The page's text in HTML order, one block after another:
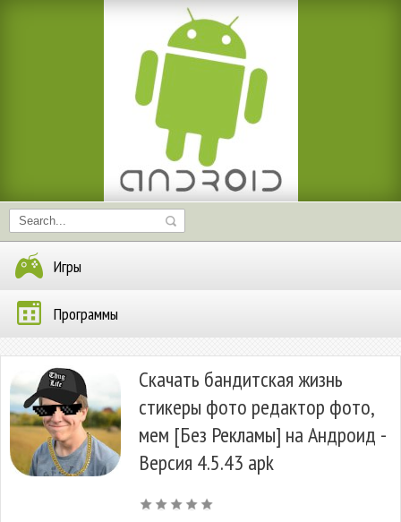
Игры
Программы
Скачать бандитская жизнь
стикеры фото редактор фото,
мем [Без Рекламы] на Андроид -
Версия 4.5.43 apk